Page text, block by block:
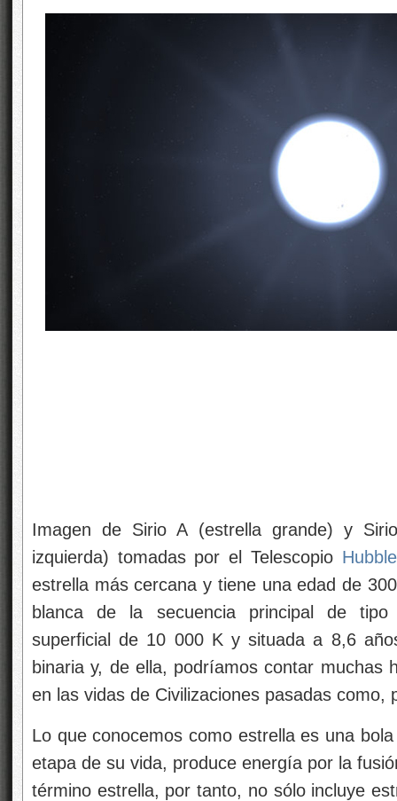
Imagen de Sirio A (estrella grande) y
izquierda) tomadas por el Telescopio Hubble
estrella más cercana y tiene una edad de
blanca de la secuencia principal de tipo
superficial de 10 000 K y situada a 8,6
binaria y, de ella, podríamos contar muchas
en las vidas de Civilizaciones pasadas como,
Lo que conocemos como estrella es una
etapa de su vida, produce energía por la
término estrella, por tanto, no sólo incluye